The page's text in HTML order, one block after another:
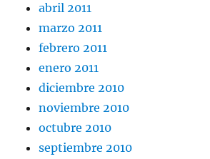
abril 2011
marzo 2011
febrero 2011
enero 2011
diciembre 2010
noviembre 2010
octubre 2010
septiembre 2010